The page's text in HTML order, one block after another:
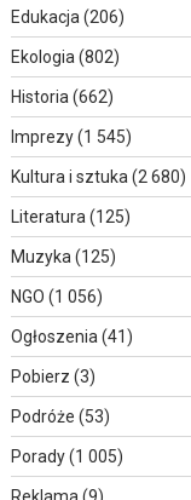
Edukacja (206)
Ekologia (802)
Historia (662)
Imprezy(1 545)
Kultura i sztuka (2 680)
Literatura (125)
Muzyka (125)
NGO (1 056)
Ogłoszenia (41)
Pobierz (3)
Podróże (53)
Porady(1 005)